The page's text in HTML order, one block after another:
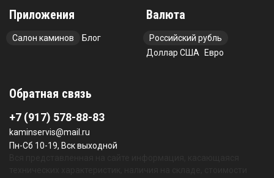
Приложения
Салон каминов Блог
Валюта
Российский рубль
Доллар США
Евро
Обратная связь
+7 (917) 578-88-83
kaminservis@mail.ru
Пн-Сб 10-19, Вск выходной